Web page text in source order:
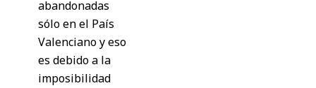
abandonadas
sólo en el País
Valenciano y eso
es debido a la
imposibilidad